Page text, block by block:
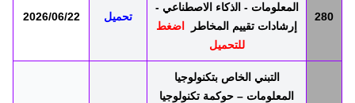
280
المعلومات - اﻟﺫكاء الاصطناعي -
ﺇرﺷﺎدات تقييم المخاطر
اضغط
للتحميل
تحميل 2026/06/22
التبني الخاص بتكنولوجيا
المعلومات – حوكمة تكنولوجيا